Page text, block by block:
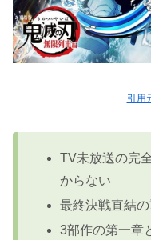
引用
TV未放送の完
からない
最終決戦直結
3部作の第一章